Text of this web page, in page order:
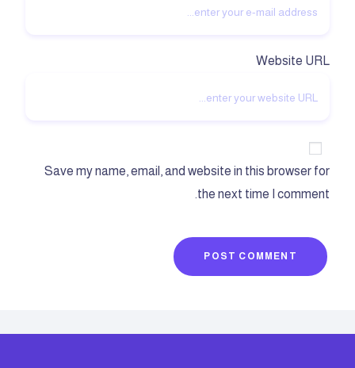
Website URL
Save my name, email, and website in this browser for
the next time I comment.
POST COMMENT